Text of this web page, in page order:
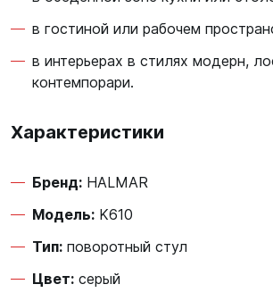
в гостиной или рабочем
в интерьерах в стилях модерн,
контемпорари.
Характеристики
Бренд: HALMAR
Модель: K610
Тип: поворотный стул
Цвет: серый